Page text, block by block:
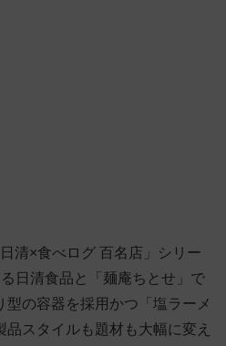
清×食べログ 百名店」シリー
日清食品と「麺庵ちとせ」で
の容器を採用かつ「塩ラーメ
スタイルも題材も大幅に変え